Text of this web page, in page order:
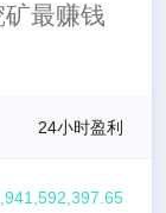
最赚钱
24小时盈利